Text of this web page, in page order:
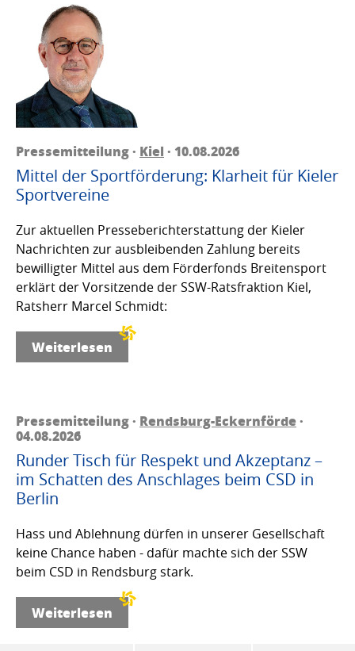
Pressemitteilung · Kiel · 10.08.2026
Mittel der Sportförderung: Klarheit für Kieler
Sportvereine
Zur aktuellen Presseberichterstattung der Kieler
Nachrichten zur ausbleibenden Zahlung bereits
bewilligter Mittel aus dem Förderfonds Breitensport
erklärt der Vorsitzende der SSW-Ratsfraktion Kiel,
Ratsherr Marcel Schmidt:
Weiterlesen
Pressemitteilung · Rendsburg-Eckernförde·
04.08.2026
Runder Tisch für Respekt und Akzeptanz –
im Schatten des Anschlages beim CSD in
Berlin
Hass und Ablehnung dürfen in unserer Gesellschaft
keine Chance haben - dafür machte sich der SSW
beim CSD in Rendsburg stark.
Weiterlesen